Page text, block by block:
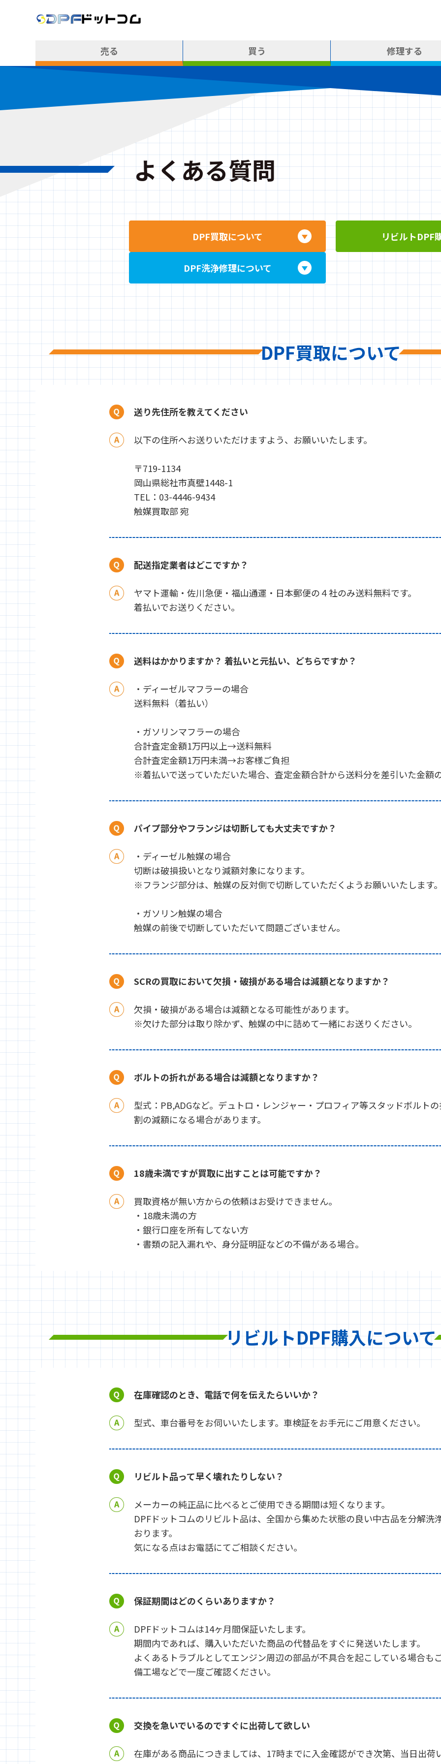
売る 買う 修理する
よくある質問
DPF買取について リビルトDPF
DPF洗浄修理について
DPF買取について
送り先住所を教えてください
以下の住所へお送りいただけますよう、お願いいたします。
〒719-1134
岡山県総社市真壁1448-1
TEL：03-4446-9434
触媒買取部 宛
配送指定業者はどこですか？
ヤマト運輸・佐川急便・福山通運・日本郵便の４社のみ送料無料です。
着払いでお送りください。
送料はかかりますか？ 着払いと元払い、どちらですか？
・ディーゼルマフラーの場合
送料無料（着払い）
・ガソリンマフラーの場合
合計査定金額1万円以上→送料無料
合計査定金額1万円未満→お客様ご負担
※着払いで送っていただいた場合、査定金額合計から送料分を差引いた金額
パイプ部分やフランジは切断しても大丈夫ですか？
・ディーゼル触媒の場合
切断は破損扱いとなり減額対象になります。
※フランジ部分は、触媒の反対側で切断していただくようお願いいたします
・ガソリン触媒の場合
触媒の前後で切断していただいて問題ございません。
SCRの買取において欠損・破損がある場合は減額となりますか？
欠損・破損がある場合は減額となる可能性があります。
※欠けた部分は取り除かず、触媒の中に詰めて一緒にお送りください。
ボルトの折れがある場合は減額となりますか？
型式：PB,ADGなど。デュトロ・レンジャー・プロフィア等スタッドボルト
割の減額になる場合があります。
18歳未満ですが買取に出すことは可能ですか？
買取資格が無い方からの依頼はお受けできません。
・18歳未満の方
・銀行口座を所有してない方
・書類の記入漏れや、身分証明証などの不備がある場合。
リビルトDPF購入について
在庫確認のとき、電話で何を伝えたらいいか？
型式、車台番号をお伺いいたします。車検証をお手元にご用意ください。
リビルト品って早く壊れたりしない？
メーカーの純正品に比べるとご使用できる期間は短くなります。
DPFドットコムのリビルト品は、全国から集めた状態の良い中古品を分解洗
おります。
気になる点はお電話にてご相談ください。
保証期間はどのくらいありますか？
DPFドットコムは14ヶ月間保証いたします。
期間内であれば、購入いただいた商品の代替品をすぐに発送いたします。
よくあるトラブルとしてエンジン周辺の部品が不具合を起こしている場合も
備工場などで一度ご確認ください。
交換を急いでいるのですぐに出荷して欲しい
在庫がある商品につきましては、17時までに入金確認ができ次第、当日出荷